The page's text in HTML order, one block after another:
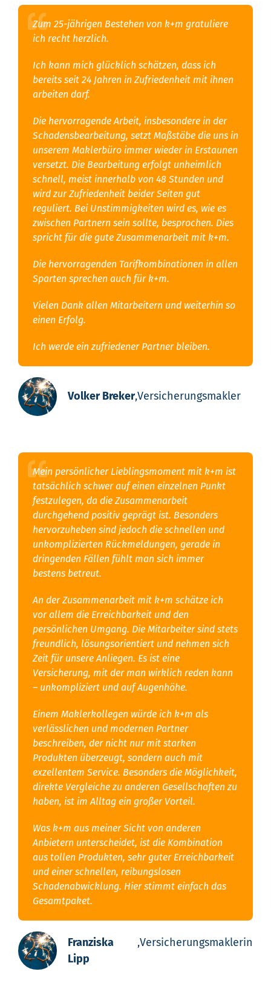
Zum 25-jährigen Bestehen von k+m gratuliere
ich recht herzlich.
Ich kann mich glücklich schätzen, dass ich
bereits seit 24 Jahren in Zufriedenheit mit ihnen
arbeiten darf.
Die hervorragende Arbeit, insbesondere in der
Schadensbearbeitung, setzt Maßstäbe die uns in
unserem Maklerbüro immer wieder in Erstaunen
versetzt. Die Bearbeitung erfolgt unheimlich
schnell, meist innerhalb von 48 Stunden und
wird zur Zufriedenheit beider Seiten gut
reguliert. Bei Unstimmigkeiten wird es, wie es
zwischen Partnern sein sollte, besprochen. Dies
spricht für die gute Zusammenarbeit mit k+m.
Die hervorragenden Tarifkombinationen in allen
Sparten sprechen auch für k+m.
Vielen Dank allen Mitarbeitern und weiterhin so
einen Erfolg.
Ich werde ein zufriedener Partner bleiben.
Volker Breker,Versicherungsmakler
Mein persönlicher Lieblingsmoment mit k+m ist
tatsächlich schwer auf einen einzelnen Punkt
festzulegen, da die Zusammenarbeit
durchgehend positiv geprägt ist. Besonders
hervorzuheben sind jedoch die schnellen und
unkomplizierten Rückmeldungen, gerade in
dringenden Fällen fühlt man sich immer
bestens betreut.
An der Zusammenarbeit mit k+m schätze ich
vor allem die Erreichbarkeit und den
persönlichen Umgang. Die Mitarbeiter sind stets
freundlich, lösungsorientiert und nehmen sich
Zeit für unsere Anliegen. Es ist eine
Versicherung, mit der man wirklich reden kann
– unkompliziert und auf Augenhöhe.
Einem Maklerkollegen würde ich k+m als
verlässlichen und modernen Partner
beschreiben, der nicht nur mit starken
Produkten überzeugt, sondern auch mit
exzellentem Service. Besonders die Möglichkeit,
direkte Vergleiche zu anderen Gesellschaften zu
haben, ist im Alltag ein großer Vorteil.
Was k+m aus meiner Sicht von anderen
Anbietern unterscheidet, ist die Kombination
aus tollen Produkten, sehr guter Erreichbarkeit
und einer schnellen, reibungslosen
Schadenabwicklung. Hier stimmt einfach das
Gesamtpaket.
Franziska
Lipp
,Versicherungsmaklerin